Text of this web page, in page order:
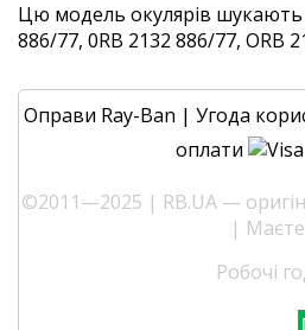
Цю модель окулярів шукають
886/77, 0RB 2132 886/77, ORB
Оправи Ray-Ban | Угода
оплати
©2011—2025 | RB.UA —
|
Робочі